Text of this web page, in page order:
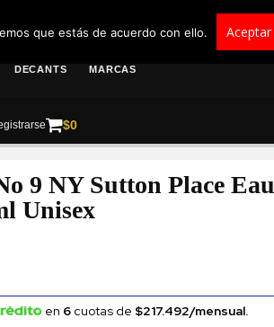
DECANTS MARCAS
$0
9 NY Sutton Place Eau
Unisex
en 6cuotas de $217.492/mensual.
que estás de acuerdo con ello. Aceptar